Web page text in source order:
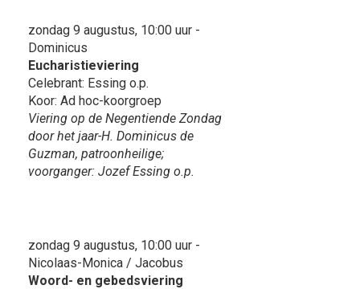
zondag 9 augustus, 10:00 uur -
Dominicus
Eucharistieviering
Celebrant: Essing o.p.
Koor: Ad hoc-koorgroep
Viering op de Negentiende Zondag
door het jaar-H. Dominicus de
Guzman, patroonheilige;
voorganger: Jozef Essing o.p.
zondag 9 augustus, 10:00 uur -
Nicolaas-Monica / Jacobus
Woord- en gebedsviering